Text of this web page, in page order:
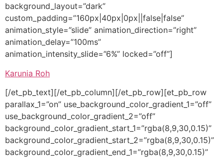
background_layout=”dark”
custom_padding=”160px|40px|0px||false|false”
animation_style=”slide” animation_direction=”right”
animation_delay=”100ms”
animation_intensity_slide=”6%” locked=”off”]
Karunia Roh
[/et_pb_text][/et_pb_column][/et_pb_row][et_pb_row
parallax_1=”on” use_background_color_gradient_1=”off”
use_background_color_gradient_2=”off”
background_color_gradient_start_1=”rgba(8,9,30,0.15)”
background_color_gradient_start_2=”rgba(8,9,30,0.15)”
background_color_gradient_end_1=”rgba(8,9,30,0.15)”